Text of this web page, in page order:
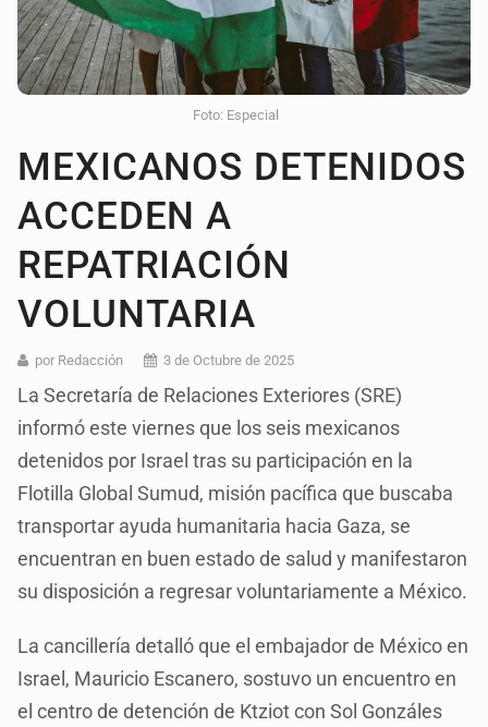
Foto: Especial
MEXICANOS DETENIDOS
ACCEDEN A
REPATRIACIÓN
VOLUNTARIA
por Redacción 3 de Octubre de 2025
La Secretaría de Relaciones Exteriores (SRE)
informó este viernes que los seis mexicanos
detenidos por Israel tras su participación en la
Flotilla Global Sumud, misión pacífica que buscaba
transportar ayuda humanitaria hacia Gaza, se
encuentran en buen estado de salud y manifestaron
su disposición a regresar voluntariamente a México.
La cancillería detalló que el embajador de México en
Israel, Mauricio Escanero, sostuvo un encuentro en
el centro de detención de Ktziot con Sol Gonzáles